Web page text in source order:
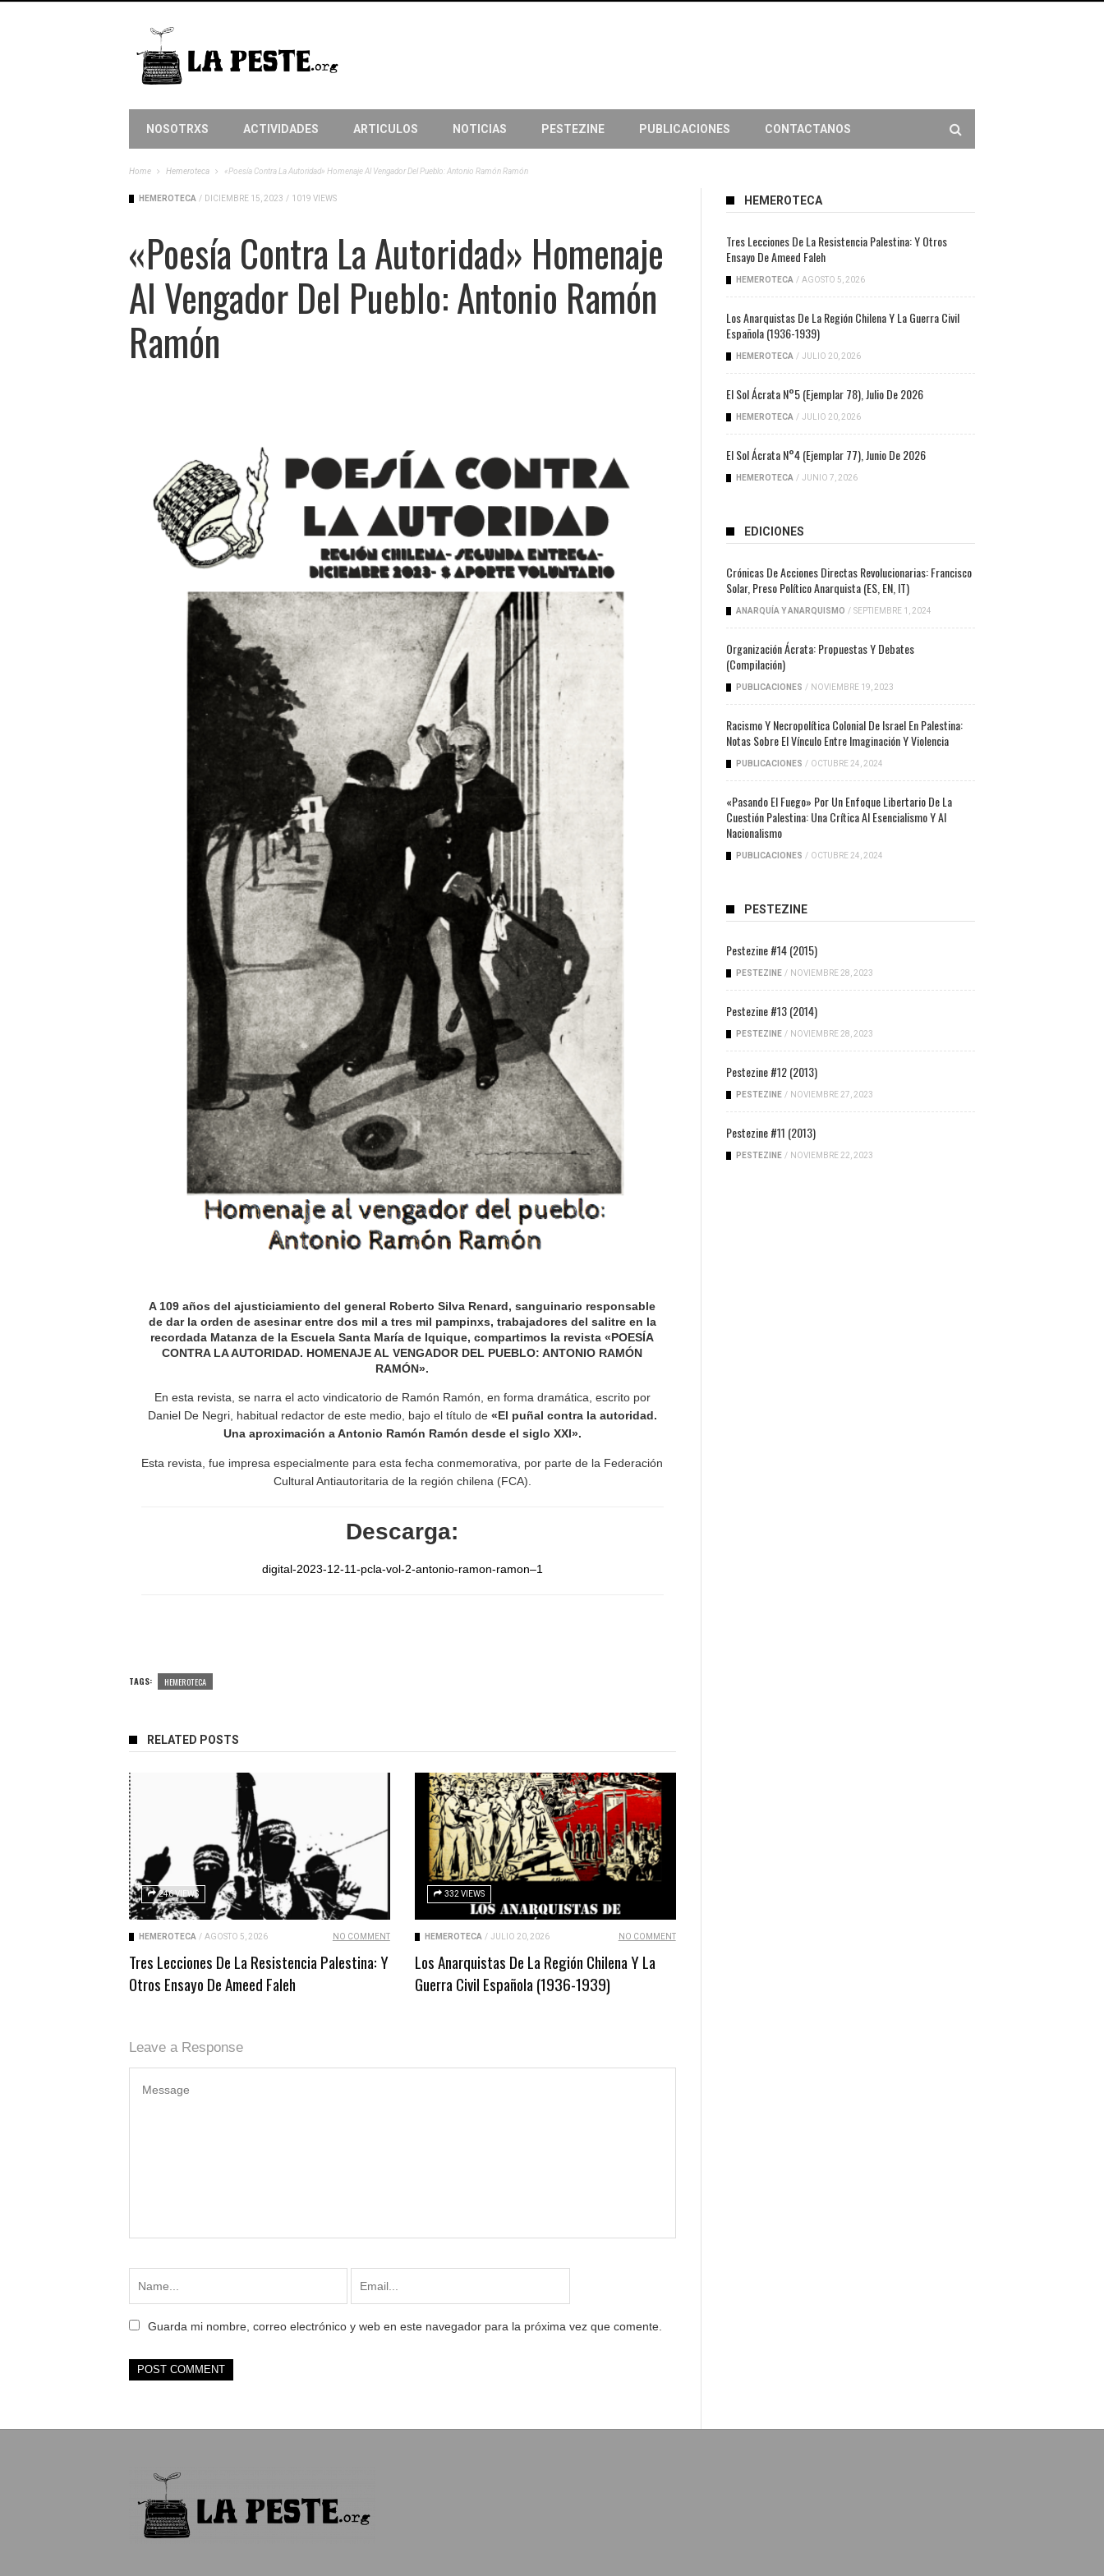
NOSOTRXS ACTIVIDADES ARTICULOS NOTICIAS PESTEZINE PUBLICACIONES CONTACTANOS
Home Hemeroteca «Poesía Contra La Autoridad» Homenaje Al Vengador Del Pueblo: Antonio Ramón Ramón
HEMEROTECA / DICIEMBRE 15, 2023 / 1019 VIEWS
«Poesía Contra La Autoridad» Homenaje
Al Vengador Del Pueblo: Antonio Ramón
Ramón
A 109 años del ajusticiamiento del general Roberto Silva Renard, sanguinario responsable
de dar la orden de asesinar entre dos mil a tres mil pampinxs, trabajadores del salitre en la
recordada Matanza de la Escuela Santa María de Iquique, compartimos la revista«POESÍA
CONTRA LA AUTORIDAD. HOMENAJE AL VENGADOR DEL PUEBLO: ANTONIO RAMÓN
RAMÓN».
En esta revista, se narra el acto vindicatorio de Ramón Ramón, en forma dramática, escrito por
Daniel De Negri, habitual redactor de este medio, bajo el título de «El puñal contra la autoridad.
Una aproximación a Antonio Ramón Ramón desde el siglo XXI».
Esta revista, fue impresa especialmente para esta fecha conmemorativa, por parte de la Federación
Cultural Antiautoritaria de la región chilena (FCA).
Descarga:
digital-2023-12-11-pcla-vol-2-antonio-ramon-ramon–1
TAGS: HEMEROTECA
RELATED POSTS
246 VIEWS
HEMEROTECA / AGOSTO 5, 2026 NO COMMENT
Tres Lecciones De La Resistencia Palestina: Y
Otros Ensayo De Ameed Faleh
332 VIEWS
HEMEROTECA / JULIO 20, 2026 NO COMMENT
Los Anarquistas De La Región Chilena Y La
Guerra Civil Española (1936-1939)
Leave a Response
Guarda mi nombre, correo electrónico y web en este navegador para la próxima vez que comente.
HEMEROTECA
Tres Lecciones De La Resistencia Palestina: Y Otros
Ensayo De Ameed Faleh
HEMEROTECA / AGOSTO 5, 2026
Los Anarquistas De La Región Chilena Y La Guerra Civil
Española (1936-1939)
HEMEROTECA / JULIO 20, 2026
El Sol Ácrata N°5 (ejemplar 78), Julio De 2026
HEMEROTECA / JULIO 20, 2026
El Sol Ácrata N°4 (ejemplar 77), Junio De 2026
HEMEROTECA / JUNIO 7, 2026
EDICIONES
Crónicas De Acciones Directas Revolucionarias: Francisco
Solar, Preso Político Anarquista (ES, EN, IT)
ANARQUÍA Y ANARQUISMO / SEPTIEMBRE 1, 2024
Organización Ácrata: Propuestas Y Debates
(compilación)
PUBLICACIONES / NOVIEMBRE 19, 2023
Racismo Y Necropolítica Colonial De Israel En Palestina:
Notas Sobre El Vínculo Entre Imaginación Y Violencia
PUBLICACIONES / OCTUBRE 24, 2024
«Pasando El Fuego» Por Un Enfoque Libertario De La
Cuestión Palestina: Una Crítica Al Esencialismo Y Al
Nacionalismo
PUBLICACIONES / OCTUBRE 24, 2024
PESTEZINE
Pestezine #14 (2015)
PESTEZINE / NOVIEMBRE 28, 2023
Pestezine #13 (2014)
PESTEZINE / NOVIEMBRE 28, 2023
Pestezine #12 (2013)
PESTEZINE / NOVIEMBRE 27, 2023
Pestezine #11 (2013)
PESTEZINE / NOVIEMBRE 22, 2023